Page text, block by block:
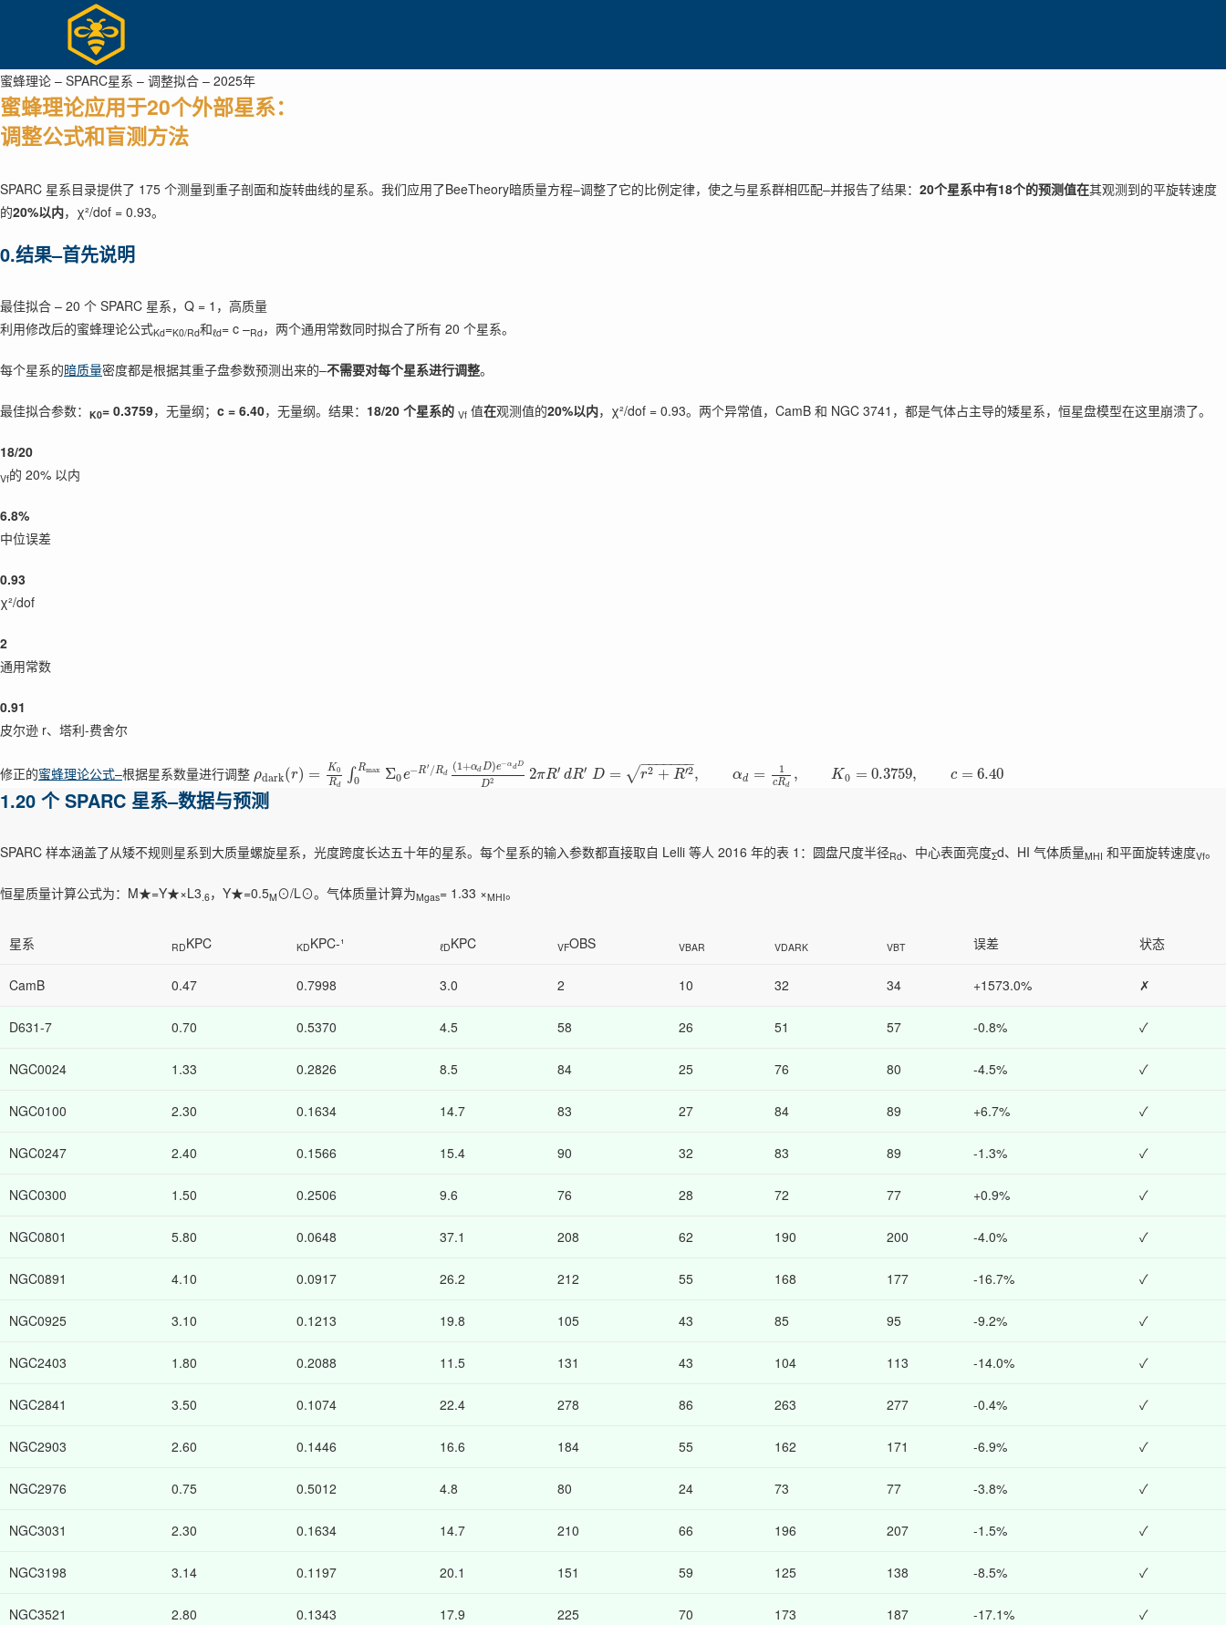
蜜蜂理论 – SPARC星系 – 调整拟合 – 2025年
蜜蜂理论应用于20个外部星系：
调整公式和盲测方法
SPARC 星系目录提供了 175 个测量到重子剖面和旋转曲线的星系。我们应用了BeeTheory暗质量方程–调整了它的比例定律，使之与星系群相匹配–并报告了结果： 20个星系中有18个的预测值在其观测到的平旋转速度
的20%以内，χ²/dof = 0.93。
0.结果–首先说明
最佳拟合 – 20 个 SPARC 星系，Q = 1，高质量
利用修改后的蜜蜂理论公式Kd=K0/Rd和ℓd= c –Rd，两个通用常数同时拟合了所有 20 个星系。
每个星系的暗质量密度都是根据其重子盘参数预测出来的–不需要对每个星系进行调整。
最佳拟合参数： K0= 0.3759，无量纲； c = 6.40，无量纲。结果： 18/20 个星系的 Vf 值在观测值的20%以内，χ²/dof = 0.93。两个异常值，CamB 和 NGC 3741，都是气体占主导的矮星系，恒星盘模型在这里崩溃了。
18/20
Vf的 20% 以内
6.8%
中位误差
0.93
χ²/dof
2
通用常数
0.91
皮尔逊 r、塔利-费舍尔
修正的蜜蜂理论公式–根据星系数量进行调整 ρdark(r) = K0
Rd
∫ Rmax
0 Σ0e−R′ /Rd
(1+αd D)e−αdD
D2 2πR′ dR′ D = r2 + R′2
− −
−−−−−
√ , αd = 1
cRd
, K0 = 0.3759, c = 6.40
1.20 个 SPARC 星系–数据与预测
SPARC 样本涵盖了从矮不规则星系到大质量螺旋星系，光度跨度长达五十年的星系。每个星系的输入参数都直接取自 Lelli 等人 2016 年的表 1：圆盘尺度半径Rd、中心表面亮度Σd、HI 气体质量MHI 和平面旋转速度Vf。
恒星质量计算公式为：M★=Υ★×L3.6，Υ★=0.5M⊙/L⊙。气体质量计算为Mgas= 1.33 ×MHI。
星系 RDKPC KDKPC-¹ ℓDKPC VFOBS VBAR VDARK VBT 误差 状态
CamB 0.47 0.7998 3.0 2 10 32 34 +1573.0% ✗
D631-7 0.70 0.5370 4.5 58 26 51 57 -0.8% ✓
NGC0024 1.33 0.2826 8.5 84 25 76 80 -4.5% ✓
NGC0100 2.30 0.1634 14.7 83 27 84 89 +6.7% ✓
NGC0247 2.40 0.1566 15.4 90 32 83 89 -1.3% ✓
NGC0300 1.50 0.2506 9.6 76 28 72 77 +0.9% ✓
NGC0801 5.80 0.0648 37.1 208 62 190 200 -4.0% ✓
NGC0891 4.10 0.0917 26.2 212 55 168 177 -16.7% ✓
NGC0925 3.10 0.1213 19.8 105 43 85 95 -9.2% ✓
NGC2403 1.80 0.2088 11.5 131 43 104 113 -14.0% ✓
NGC2841 3.50 0.1074 22.4 278 86 263 277 -0.4% ✓
NGC2903 2.60 0.1446 16.6 184 55 162 171 -6.9% ✓
NGC2976 0.75 0.5012 4.8 80 24 73 77 -3.8% ✓
NGC3031 2.30 0.1634 14.7 210 66 196 207 -1.5% ✓
NGC3198 3.14 0.1197 20.1 151 59 125 138 -8.5% ✓
NGC3521 2.80 0.1343 17.9 225 70 173 187 -17.1% ✓